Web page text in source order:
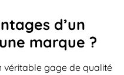
d’un
marque ?
véritable gage de qualité